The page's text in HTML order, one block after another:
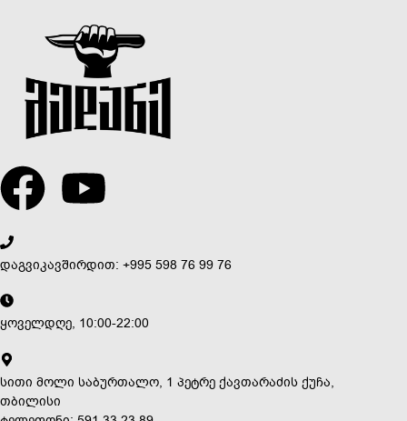
დაგვიკავშირდით: +995 598 76 99 76
ყოველდღე, 10:00-22:00
სითი მოლი საბურთალო, 1 პეტრე ქავთარაძის ქუჩა,
თბილისი